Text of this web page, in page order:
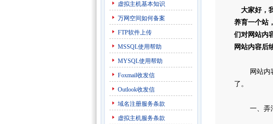
虚拟主机基本知识
万网空间如何备案
FTP软件上传
MSSQL使用帮助
MYSQL使用帮助
Foxmail收发信
Outlook收发信
域名注册服务条款
虚拟主机服务条款
大家好，
养育一个站
们对网站内
网站内容后
网站内容
了。
一、弄